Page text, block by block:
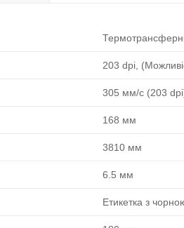
203 dpi,
305 мм/с (203
168 мм
3810 мм
6.5 мм
Етикетка з